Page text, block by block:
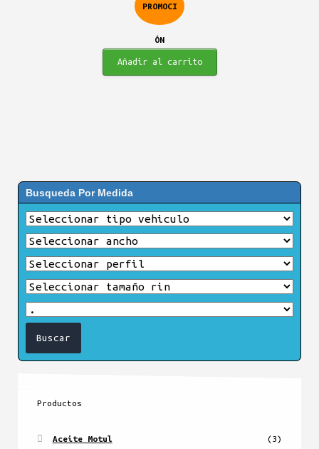
PROMOCI
ÓN
$541.900.$457.900.
Añadir al carrito
Busqueda Por Medida
Productos
Aceite Motul (3)